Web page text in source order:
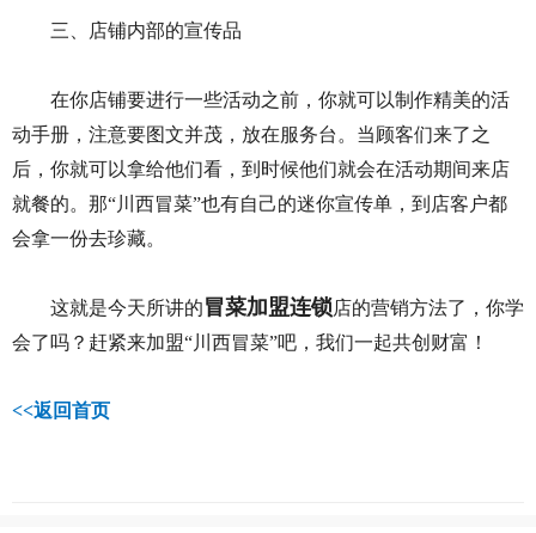
三、店铺内部的宣传品
在你店铺要进行一些活动之前，你就可以制作精美的活
动手册，注意要图文并茂，放在服务台。当顾客们来了之
后，你就可以拿给他们看，到时候他们就会在活动期间来店
就餐的。那“川西冒菜”也有自己的迷你宣传单，到店客户都
会拿一份去珍藏。
这就是今天所讲的冒菜加盟连锁店的营销方法了，你学
会了吗？赶紧来加盟“川西冒菜”吧，我们一起共创财富！
<<返回首页